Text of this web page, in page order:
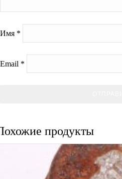
Имя *
Email *
продукты